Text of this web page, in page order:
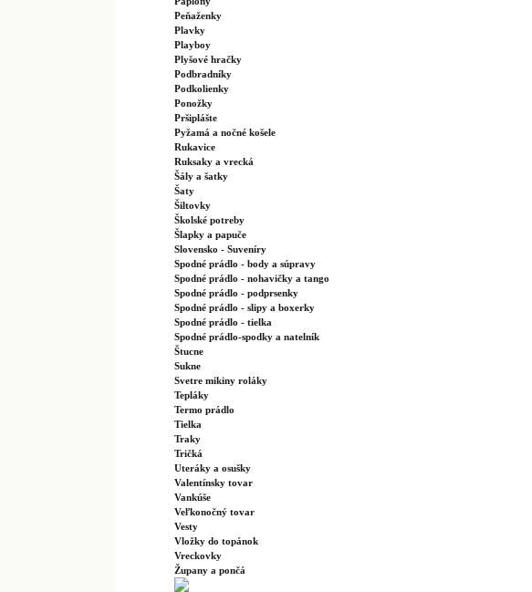
Peňaženky
Plavky
Playboy
Plyšové hračky
Podbradníky
Podkolienky
Ponožky
Pršiplášte
Pyžamá a nočné košele
Rukavice
Ruksaky a vrecká
Šály a šatky
Šaty
Šiltovky
Školské potreby
Šlapky a papuče
Slovensko - Suveníry
Spodné prádlo - body a súpravy
Spodné prádlo - nohavičky a tango
Spodné prádlo - podprsenky
Spodné prádlo - slipy a boxerky
Spodné prádlo - tielka
Spodné prádlo-spodky a natelník
Štucne
Sukne
Svetre mikiny roláky
Tepláky
Termo prádlo
Tielka
Traky
Tričká
Uteráky a osušky
Valentínsky tovar
Vankúše
Veľkonočný tovar
Vesty
Vložky do topánok
Vreckovky
Župany a pončá